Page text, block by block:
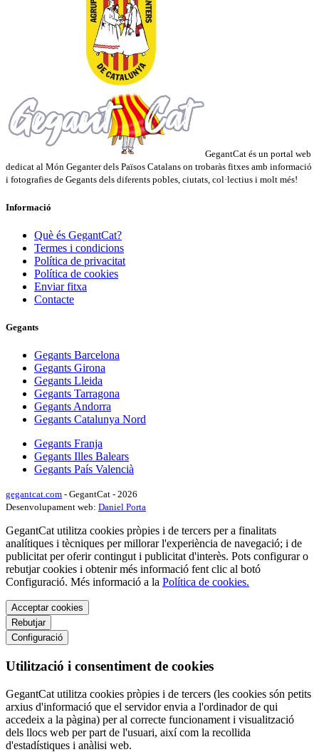
GegantCat és un portal web
dedicat al Món Geganter dels Països Catalans on trobaràs fitxes amb informació
i fotografies de Gegants dels diferents pobles, ciutats, col·lectius i molt més!
Informació
Què és GegantCat?
Termes i condicions
Política de privacitat
Política de cookies
Enviar fitxa
Contacte
Gegants
Gegants Barcelona
Gegants Girona
Gegants Lleida
Gegants Tarragona
Gegants Andorra
Gegants Catalunya Nord
Gegants Franja
Gegants Illes Balears
Gegants País Valencià
gegantcat.com - GegantCat - 2026
Desenvolupament web: Daniel Porta
GegantCat utilitza cookies pròpies i de tercers per a finalitats
analítiques i tècniques per millorar l'experiència de navegació; i de
publicitat per oferir contingut i publicitat d'interès. Pots configurar o
rebutjar cookies i obtenir més informació fent clic al botó
Configuració. Més informació a la Política de cookies.
Acceptar cookies
Rebutjar
Configuració
Utilització i consentiment de cookies
GegantCat utilitza cookies pròpies i de tercers (les cookies són petits
arxius d'informació que el servidor envia a l'ordinador de qui
accedeix a la pàgina) per al correcte funcionament i visualització
dels llocs web per part de l'usuari, així com la recollida
d'estadístiques i anàlisi web.